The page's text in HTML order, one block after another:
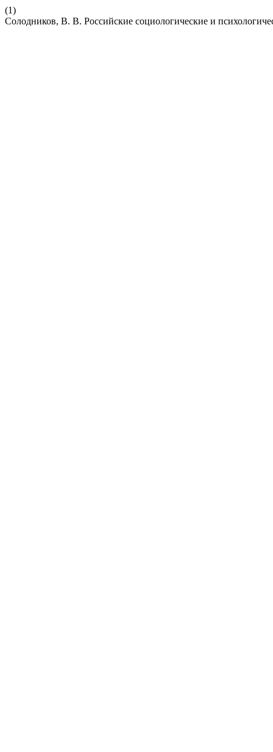
(1)
Солодников, В. В. Российские социологические и